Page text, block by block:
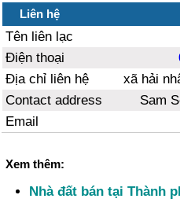
Liên hệ
Tên liên lạc
Điện thoại
Địa chỉ liên hệ
xã hải
Contact address
Sam
Email
Xem thêm:
Nhà đất bán tại Thành